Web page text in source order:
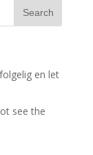
en let
see the